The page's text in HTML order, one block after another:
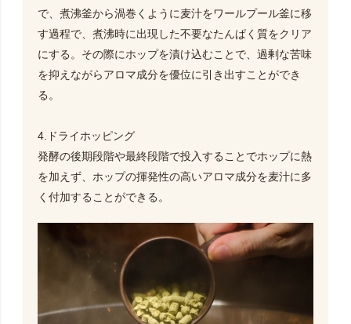
で、煮沸釜から渦巻くように麦汁をワールプール釜に移
す過程で、煮沸時に出現した不要なたんぱく質をクリア
にする。その際にホップを漬け込むことで、過剰な苦味
を抑えながらアロマ成分を優位に引き出すことができ
る。
4.ドライホッピング
発酵の後期段階や最終段階で投入することでホップに熱
を加えず、ホップの揮発性の高いアロマ成分を麦汁に多
く付加することができる。